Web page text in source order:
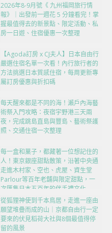
2026年8-9月號《 九州福岡旅行情
報》｜出發前一週花 5 分鐘看完！掌
握最值得去的新景點、限定活動、私
房一日遊、住宿優惠一次整理
【Agoda訂房 x CJ夫人】日本自由行
嚴選住宿名單一次看！內行旅行者的
方法挑選日本質感住宿，每周更新專
屬訂房優惠與折扣碼
每天醒來都是不同的海！瀨戶內海藝
術祭入門攻略：夜宿宇野港三天兩
夜，完成跳島直島與豐島、藝術祭護
照、交通住宿一次整理
每一盒和菓子，都藏著一位想記住的
人！東京銀座甜點散策，沿著中央通
走進木村家、空也、虎屋、資生堂
Parlour等百年老舖與限定甜點，一
次匯集日本五百年的伴手禮文化
從狐狸神使到千本鳥居，走進一座由
願望堆疊而成的山｜京都自由行一定
要來的伏見稻荷大社與8個最值得停
留的風景